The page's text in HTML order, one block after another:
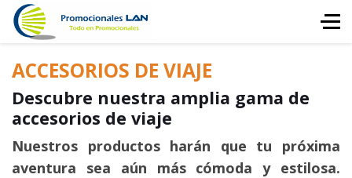
ACCESORIOS DE VIAJE
Descubre nuestra amplia gama de
accesorios de viaje
Nuestros productos harán que tu próxima
aventura sea aún más cómoda y estilosa.